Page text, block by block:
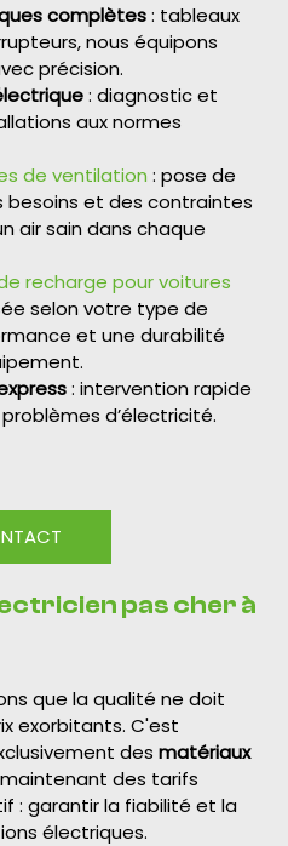
complètes: tableaux
nous équipons
précision.
: diagnostic et
aux normes
de ventilation : pose de
besoins et des contraintes
air sain dans chaque
recharge pour voitures
selon votre type de
et une durabilité
: intervention rapide
d’électricité.
pas cher à
que la qualité ne doit
exorbitants. C'est
des matériaux
des tarifs
: garantir la fiabilité et la
électriques.